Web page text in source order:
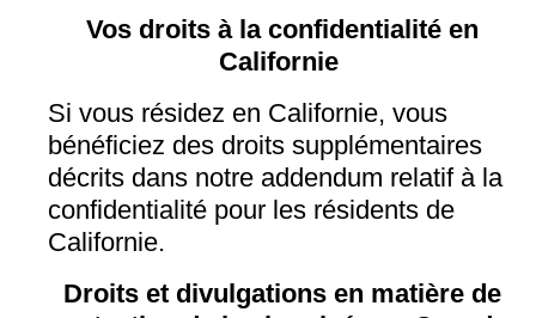
Vos droits à la confidentialité en
Californie
Si vous résidez en Californie, vous
bénéficiez des droits supplémentaires
décrits dans notre addendum relatif à la
confidentialité pour les résidents de
Californie.
Droits et divulgations en matière de